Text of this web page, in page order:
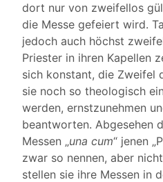
dort nur von zweifellos
die Messe gefeiert wird.
jedoch auch höchst
Priester in ihren Kapellen
sich konstant, die Zweifel
sie noch so theologisch
werden, ernstzunehmen
beantworten. Abgesehen
Messen „una cum“ jenen
zwar so nennen, aber
stellen sie ihre Messen in